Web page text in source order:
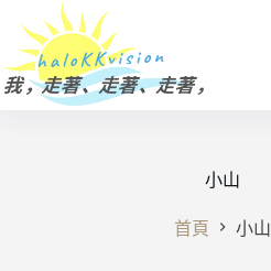
主
要
小山
首頁 小山